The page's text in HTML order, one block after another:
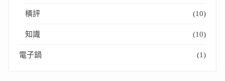
橫評 (10)
知識 (10)
電子鍋 (1)